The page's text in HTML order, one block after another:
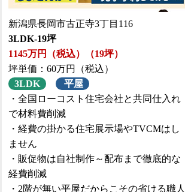
新潟県長岡市古正寺3丁目116
3LDK-19坪
1145万円（税込）（19坪）
坪単価：60万円（税込）
3LDK
平屋
・全国ローコスト住宅会社と共同仕入れ
で材料費削減
・経費の掛かる住宅展示場やTVCMはし
ません
・販促物は自社制作～配布まで徹底的な
経費削減
・2階が無い平屋だからこその省ける職人